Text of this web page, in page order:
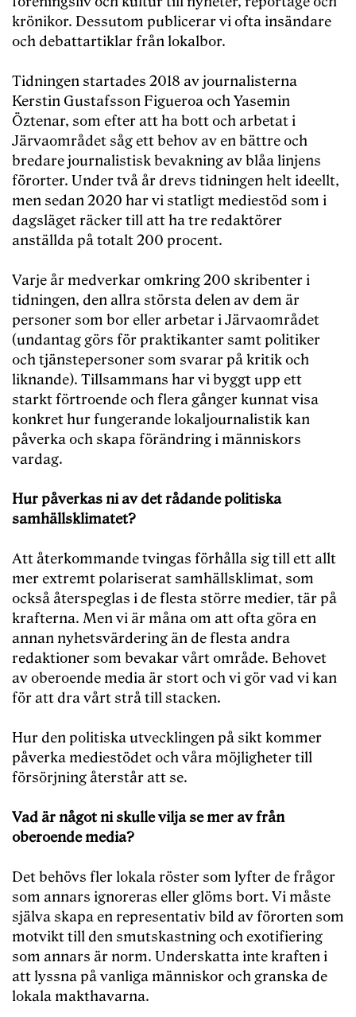
krönikor. Dessutom publicerar vi ofta insändare
och debattartiklar från lokalbor.
Tidningen startades 2018 av journalisterna
Kerstin Gustafsson Figueroa och Yasemin
Öztenar, som efter att ha bott och arbetat i
Järvaområdet såg ett behov av en bättre och
bredare journalistisk bevakning av blåa linjens
förorter. Under två år drevs tidningen helt ideellt,
men sedan 2020 har vi statligt mediestöd som i
dagsläget räcker till att ha tre redaktörer
anställda på totalt 200 procent.
Varje år medverkar omkring 200 skribenter i
tidningen, den allra största delen av dem är
personer som bor eller arbetar i Järvaområdet
(undantag görs för praktikanter samt politiker
och tjänstepersoner som svarar på kritik och
liknande). Tillsammans har vi byggt upp ett
starkt förtroende och flera gånger kunnat visa
konkret hur fungerande lokaljournalistik kan
påverka och skapa förändring i människors
vardag.
Hur påverkas ni av det rådande politiska
samhällsklimatet?
Att återkommande tvingas förhålla sig till ett allt
mer extremt polariserat samhällsklimat, som
också återspeglas i de flesta större medier, tär på
krafterna. Men vi är måna om att ofta göra en
annan nyhetsvärdering än de flesta andra
redaktioner som bevakar vårt område. Behovet
av oberoende media är stort och vi gör vad vi kan
för att dra vårt strå till stacken.
Hur den politiska utvecklingen på sikt kommer
påverka mediestödet och våra möjligheter till
försörjning återstår att se.
Vad är något ni skulle vilja se mer av från
oberoende media?
Det behövs fler lokala röster som lyfter de frågor
som annars ignoreras eller glöms bort. Vi måste
själva skapa en representativ bild av förorten som
motvikt till den smutskastning och exotifiering
som annars är norm. Underskatta inte kraften i
att lyssna på vanliga människor och granska de
lokala makthavarna.